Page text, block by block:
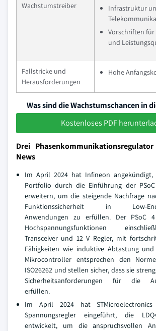
Wachstumstreiber
Infrastruktur
Vorschriften für
und
Fallstricke und
Herausforderungen
Hohe
Was sind die Wachstumschancen in
Kostenloses PDF
Drei
News
Im April 2024 hat Infineon angekündigt,
Portfolio durch die Einführung der PSoC
erweitern, um die steigende Nachfrage
Funktionssicherheit in Low-End-
Anwendungen zu erfüllen. Der PSoC
Hochspannungsfunktionen
Transceiver und 12 V Regler, mit
Fähigkeiten wie induktive Abtastung und
Mikrocontroller entsprechen den
ISO26262 und stellen sicher, dass sie
Sicherheitsanforderungen für die
erfüllen.
Im April 2024 hat
Spannungsregler eingeführt, die
entwickelt, um die anspruchsvollen